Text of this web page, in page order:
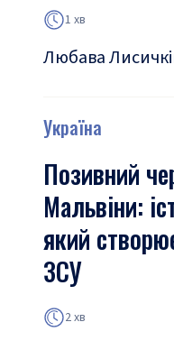
1 хв
Любава
Україна
Позивний
Мальвіни:
який
ЗСУ
2 хв